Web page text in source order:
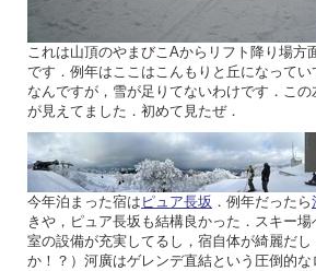
これは山頂のやまびこAからリフト降り場
です．例年はここはこんもりと丘になって
なんですが，雪が足りてないわけです．こ
が見えてました．初めて見たぜ．
今年泊まった宿は ピュア長坂 ．例年だったら
きや，ピュア長坂も結構良かった．スキー
室の設備が充実してるし，宿自体が綺麗だ
か！？）河廣はゲレンデ直結という圧倒的